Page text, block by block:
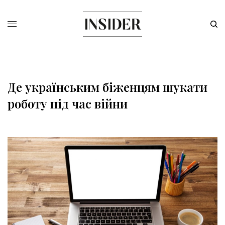
Де українським біженцям шукати
роботу під час війни